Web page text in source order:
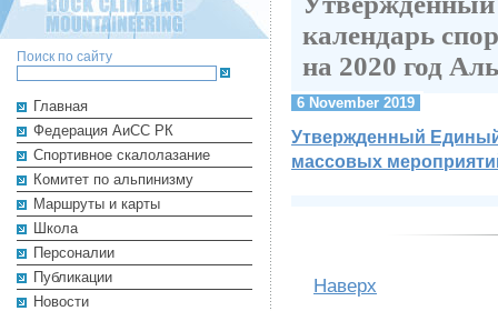
Поиск по сайту
Главная
Федерация АиСС РК
Cпортивное скалолазание
Комитет по альпинизму
Маршруты и карты
Школа
Персоналии
Публикации
Новости
календарь
на 2020 год
6 November 2019
Утвержденный
массовых
Наверх